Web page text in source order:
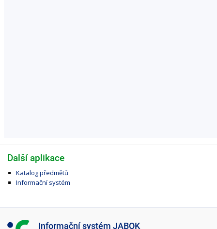
Další aplikace
Katalog předmětů
Informační systém
I Informační systém JABOK